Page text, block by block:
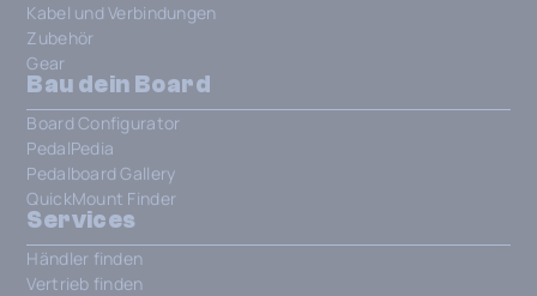
Kabel und Verbindungen
Zubehör
Gear
Bau dein Board
Board Configurator
PedalPedia
Pedalboard Gallery
QuickMount Finder
Services
Händler finden
Vertrieb finden